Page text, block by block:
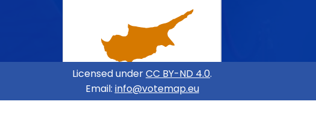
Licensed underCC BY-ND 4.0.
Email: info@votemap.eu